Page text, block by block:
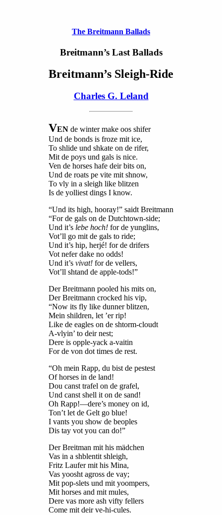
The Breitmann Ballads
Breitmann’s Last Ballads
Breitmann’s Sleigh-Ride
Charles G. Leland
VEN de winter make oos shifer
Und de bonds is froze mit ice,
To shlide und shkate on de rifer,
Mit de poys und gals is nice.
Ven de horses hafe deir bits on,
Und de roats pe vite mit shnow,
To vly in a sleigh like blitzen
Is de yolliest dings I know.
“Und its high, hooray!” saidt Breitmann
“For de gals on de Dutchtown-side;
Und it’s lebe hoch! for de yunglins,
Vot’ll go mit de gals to ride;
Und it’s hip, herjé! for de drifers
Vot nefer dake no odds!
Und it’s vivat! for de vellers,
Vot’ll shtand de apple-tods!”
Der Breitmann pooled his mits on,
Der Breitmann crocked his vip,
“Now its fly like dunner blitzen,
Mein shildren, let ’er rip!
Like de eagles on de shtorm-cloudt
A-vlyin’ to deir nest;
Dere is opple-yack a-vaitin
For de von dot times de rest.
“Oh mein Rapp, du bist de pestest
Of horses in de land!
Dou canst trafel on de grafel,
Und canst shell it on de sand!
Oh Rapp!—dere’s money on id,
Ton’t let de Gelt go blue!
I vants you show de beoples
Dis tay vot you can do!”
Der Breitman mit his mädchen
Vas in a shblentit shleigh,
Fritz Laufer mit his Mina,
Vas yoosht agross de vay;
Mit pop-slets und mit yoompers,
Mit horses and mit mules,
Dere vas more ash vifty fellers
Come mit deir ve-hi-cules.